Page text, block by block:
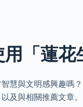
「蓮花
慧與文明感興趣嗎
及與相關推薦文章